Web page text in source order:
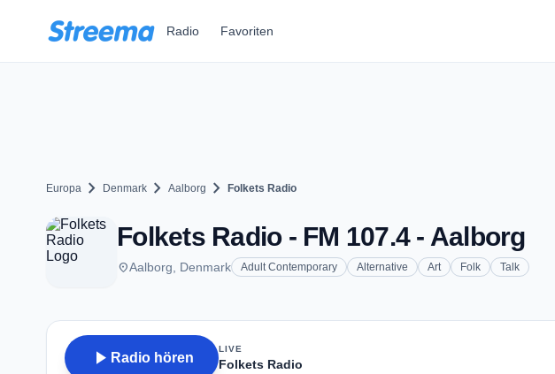
Radio Favoriten
Europa chevron_right Denmark chevron_right Aalborg chevron_right Folkets Radio
Folkets Radio - FM 107.4 - Aalborg
placeAalborg, Denmark Adult Contemporary Alternative Art Folk Talk
play_arrow Radio hören
LIVE
Folkets Radio